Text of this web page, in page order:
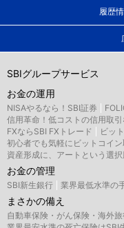
履歴
SBIグループサービス
お金の運用
NISAやるなら！SBI証券
信用革命！低コストの信用取
FXならSBI FXトレード
ビッ
初心者でも気軽にビットコイ
資産形成に、アートという選
お金の管理
SBI新生銀行 業界最低水準の
まさかの備え
自動車保険・がん保険・海外